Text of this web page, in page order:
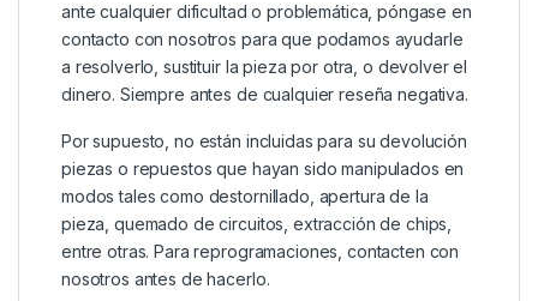
ante cualquier dificultad o problemática, póngase en
contacto con nosotros para que podamos ayudarle
a resolverlo, sustituir la pieza por otra, o devolver el
dinero. Siempre antes de cualquier reseña negativa.
Por supuesto, no están incluidas para su devolución
piezas o repuestos que hayan sido manipulados en
modos tales como destornillado, apertura de la
pieza, quemado de circuitos, extracción de chips,
entre otras. Para reprogramaciones, contacten con
nosotros antes de hacerlo.